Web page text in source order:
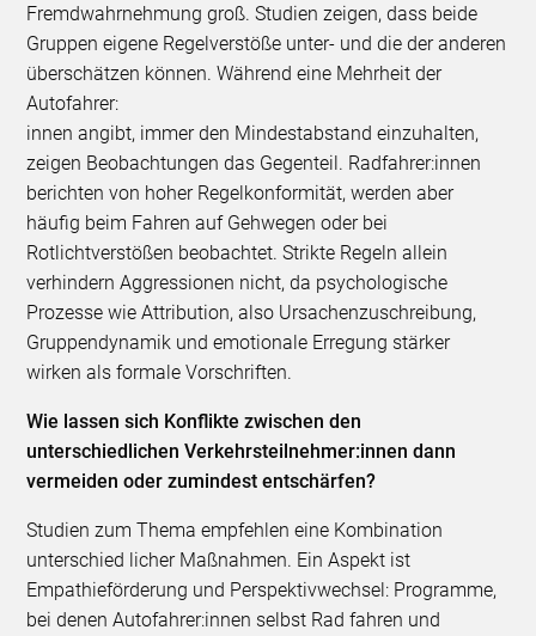
Fremdwahrnehmung groß. Studien zeigen, dass beide
Gruppen eigene Regelverstöße unter- und die der anderen
überschätzen können. Während eine Mehrheit der
Autofahrer:
innen angibt, immer den Mindestabstand einzuhalten,
zeigen Beobachtungen das Gegenteil. Radfahrer:innen
berichten von hoher Regelkonformität, werden aber
häufig beim Fahren auf Gehwegen oder bei
Rotlichtverstößen beobachtet. Strikte Regeln allein
verhindern Aggressionen nicht, da psychologische
Prozesse wie Attribution, also Ursachenzuschreibung,
Gruppendynamik und emotionale Erregung stärker
wirken als formale Vorschriften.
Wie lassen sich Konflikte zwischen den
unterschiedlichen Verkehrsteilnehmer:innen dann
vermeiden oder zumindest entschärfen?
Studien zum Thema empfehlen eine Kombination
unterschied licher Maßnahmen. Ein Aspekt ist
Empathieförderung und Perspektivwechsel: Programme,
bei denen Autofahrer:innen selbst Rad fahren und